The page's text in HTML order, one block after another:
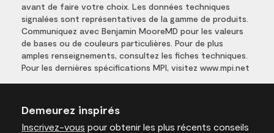
avant de faire votre choix. Les données techniques
signalées sont représentatives de la gamme de produits.
Communiquez avec Benjamin MooreMD pour les valeurs
de bases ou de couleurs particulières. Pour de plus
amples renseignements, consultez les fiches techniques.
Pour les dernières spécifications MPI, visitez www.mpi.net
Demeurez inspirés
Inscrivez-vous pour obtenir les plus récents conseils